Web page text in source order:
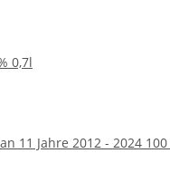
0,7l